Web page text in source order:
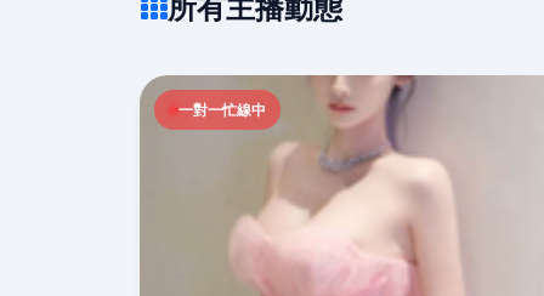
一對一忙線中